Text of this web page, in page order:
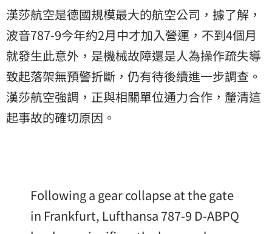
漢莎航空是德國規模最大的航空公司，據了解，
波音787-9今年約2月中才加入營運，不到4個月
就發生此意外，是機械故障還是人為操作疏失導
致起落架無預警折斷，仍有待後續進一步調查。
漢莎航空強調，正與相關單位通力合作，釐清這
起事故的確切原因。
Following a gear collapse at the gate
in Frankfurt, Lufthansa 787-9 D-ABPQ